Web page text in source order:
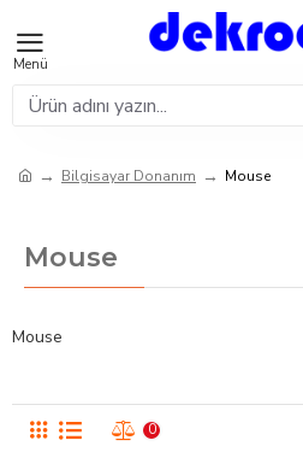
Bilgisayar Donanım Mouse
Mouse
Mouse
0